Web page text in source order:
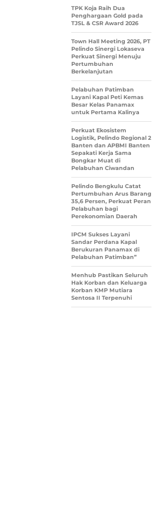
TPK Koja Raih Dua
Penghargaan Gold pada
TJSL & CSR Award 2026
Town Hall Meeting 2026, PT
Pelindo Sinergi Lokaseva
Perkuat Sinergi Menuju
Pertumbuhan
Berkelanjutan
Pelabuhan Patimban
Layani Kapal Peti Kemas
Besar Kelas Panamax
untuk Pertama Kalinya
Perkuat Ekosistem
Logistik, Pelindo Regional 2
Banten dan APBMI Banten
Sepakati Kerja Sama
Bongkar Muat di
Pelabuhan Ciwandan
Pelindo Bengkulu Catat
Pertumbuhan Arus Barang
35,6 Persen, Perkuat Peran
Pelabuhan bagi
Perekonomian Daerah
IPCM Sukses Layani
Sandar Perdana Kapal
Berukuran Panamax di
Pelabuhan Patimban”
Menhub Pastikan Seluruh
Hak Korban dan Keluarga
Korban KMP Mutiara
Sentosa II Terpenuhi